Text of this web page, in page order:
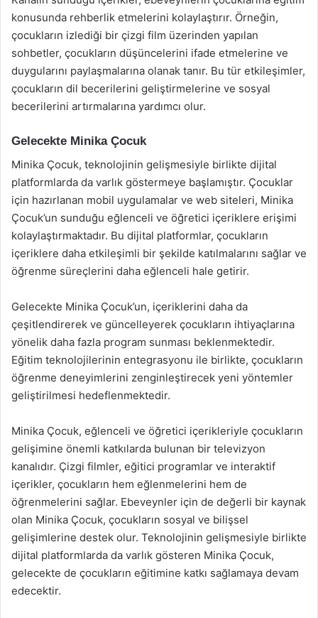
konusunda rehberlik etmelerini kolaylaştırır. Örneğin,
çocukların izlediği bir çizgi film üzerinden yapılan
sohbetler, çocukların düşüncelerini ifade etmelerine ve
duygularını paylaşmalarına olanak tanır. Bu tür etkileşimler,
çocukların dil becerilerini geliştirmelerine ve sosyal
becerilerini artırmalarına yardımcı olur.
Gelecekte Minika Çocuk
Minika Çocuk, teknolojinin gelişmesiyle birlikte dijital
platformlarda da varlık göstermeye başlamıştır. Çocuklar
için hazırlanan mobil uygulamalar ve web siteleri, Minika
Çocuk’un sunduğu eğlenceli ve öğretici içeriklere erişimi
kolaylaştırmaktadır. Bu dijital platformlar, çocukların
içeriklere daha etkileşimli bir şekilde katılmalarını sağlar ve
öğrenme süreçlerini daha eğlenceli hale getirir.
Gelecekte Minika Çocuk’un, içeriklerini daha da
çeşitlendirerek ve güncelleyerek çocukların ihtiyaçlarına
yönelik daha fazla program sunması beklenmektedir.
Eğitim teknolojilerinin entegrasyonu ile birlikte, çocukların
öğrenme deneyimlerini zenginleştirecek yeni yöntemler
geliştirilmesi hedeflenmektedir.
Minika Çocuk, eğlenceli ve öğretici içerikleriyle çocukların
gelişimine önemli katkılarda bulunan bir televizyon
kanalıdır. Çizgi filmler, eğitici programlar ve interaktif
içerikler, çocukların hem eğlenmelerini hem de
öğrenmelerini sağlar. Ebeveynler için de değerli bir kaynak
olan Minika Çocuk, çocukların sosyal ve bilişsel
gelişimlerine destek olur. Teknolojinin gelişmesiyle birlikte
dijital platformlarda da varlık gösteren Minika Çocuk,
gelecekte de çocukların eğitimine katkı sağlamaya devam
edecektir.